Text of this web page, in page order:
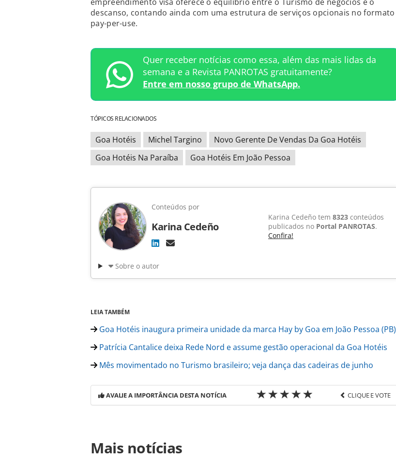
descanso, contando ainda com uma estrutura de serviços opcionais no formato
pay-per-use.
Quer receber notícias como essa, além das mais lidas da
semana e a Revista PANROTAS gratuitamente?
Entre em nosso grupo de WhatsApp.
TÓPICOS RELACIONADOS
Goa Hotéis Michel Targino
Novo Gerente De Vendas Da Goa Hotéis
Goa Hotéis Na Paraíba
Goa Hotéis Em João Pessoa
Conteúdos por
Karina Cedeño
Karina Cedeño tem 8323 conteúdos
publicados no Portal PANROTAS.
Confira!
Sobre o autor
LEIA TAMBÉM
Goa Hotéis inaugura primeira unidade da marca Hay by Goa em João Pessoa (PB)
Patrícia Cantalice deixa Rede Nord e assume gestão operacional da Goa Hotéis
Mês movimentado no Turismo brasileiro; veja dança das cadeiras de junho
AVALIE A IMPORTÂNCIA DESTA NOTÍCIA CLIQUE E VOTE
https://www.panrotas.com.br/gente/movimentacao/2026/07/goa-hoteis-anuncia-
michel-targino-como-novo-gerente-de-vendas _230042.html ou as ferramentas
Mais notícias